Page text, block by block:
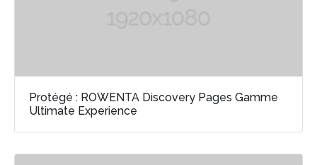
Protégé : ROWENTA Discovery Pages Gamme
Ultimate Experience